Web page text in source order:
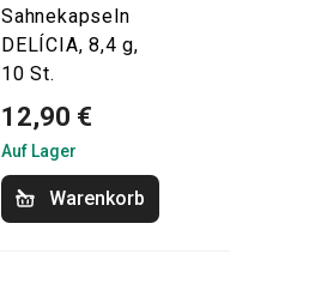
Sahnekapseln
DELÍCIA, 8,4 g,
10 St.
12,90 €
Auf Lager
Warenkorb